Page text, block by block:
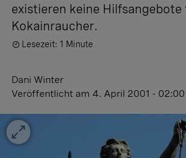
existieren keine Hilfsangebote
Kokainraucher.
Lesezeit: 1 Minute
Dani Winter
Veröffentlicht am 4. April 2001 -